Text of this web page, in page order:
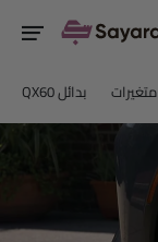
متغيرات بدائل QX60